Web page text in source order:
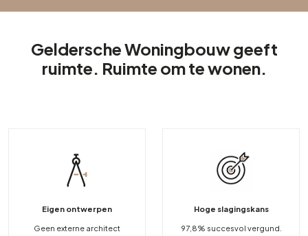
Geldersche Woningbouw geeft
ruimte. Ruimte om te wonen.
Eigen ontwerpen
Geen externe architect
Hoge slagingskans
97,8% succesvol vergund.